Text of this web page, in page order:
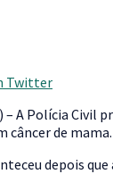
Twitter
– A Polícia
câncer de mama.
depois